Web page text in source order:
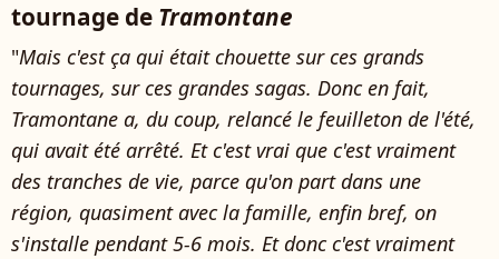
tournage de Tramontane
"Mais c'est ça qui était chouette sur ces grands
tournages, sur ces grandes sagas. Donc en fait,
Tramontane a, du coup, relancé le feuilleton de l'été,
qui avait été arrêté. Et c'est vrai que c'est vraiment
des tranches de vie, parce qu'on part dans une
région, quasiment avec la famille, enfin bref, on
s'installe pendant 5-6 mois. Et donc c'est vraiment